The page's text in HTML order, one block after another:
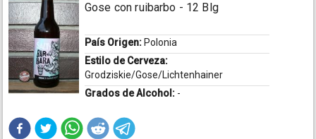
Gose con ruibarbo - 12 Blg
País Origen: Polonia
Estilo de Cerveza:
Grodziskie/Gose/Lichtenhainer
Grados de Alcohol: -